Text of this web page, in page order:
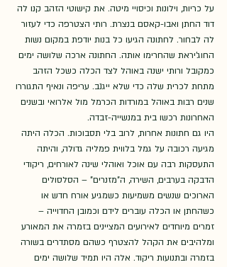
על כריות, וילונות וכיסויי מיטה. את קישוטי הזהב קנו לה
דוד החתן ואבו-קאסם בנצרת. רותי הצטרפה כדי לעזור
לה לבחור. לחתונה הגיעו כל בנות יודפת במקום נשות
החוג'יראת שהחרימו אותה. החתונה ארכה שלושה ימים
כמקובל ורותי ישנה באוהל לצד הכלה כשכל הזהב
מתחת לכרית שלה כדי שלא ייגנב. עריפה ונאיף התגוררו
שנים רבות באוהל במורדות הכרמל מול אלרואי ובשנים
האחרונות רכשו בית במנשייה-זבדה.
היו גם חתונות אחרות, לרוב בלי תסבוכות. הכלה היתה
מגיעה רכובה על גמל בלווית פמליה גדולה, והיתה
התעסקות רבה עם אוכל ואוהלי שינה לאורחים, ריקודי
הדבקה בערבים, השירה, ה"מזנרים" – הסלסולים
הארוכים שנשים משמיעות כשמגיע אורח חדש או
כשהחתן או הכלה עוברים לידם וכמובן החדוייה –
זמרים מיוחדים לאירועים המציינים בזמרה את המאורע
ומלהיבים את הקהל להצטרף כשהם מסתדרים בשורה
בזמרה ובתנועות ריקוד. אלה היו תמיד שלושה ימים